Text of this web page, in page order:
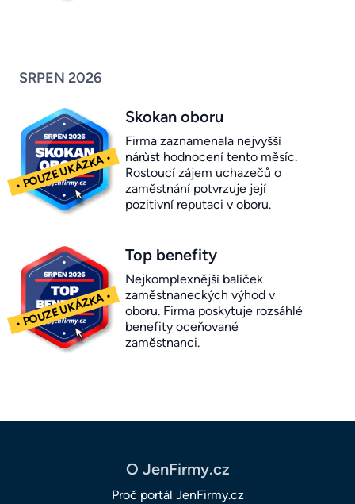
SRPEN 2026
Skokan oboru
Firma zaznamenala nejvyšší
nárůst hodnocení tento měsíc.
Rostoucí zájem uchazečů o
zaměstnání potvrzuje její
pozitivní reputaci v oboru.
Top benefity
Nejkomplexnější balíček
zaměstnaneckých výhod v
oboru. Firma poskytuje rozsáhlé
benefity oceňované
zaměstnanci.
O JenFirmy.cz
Proč portál JenFirmy.cz